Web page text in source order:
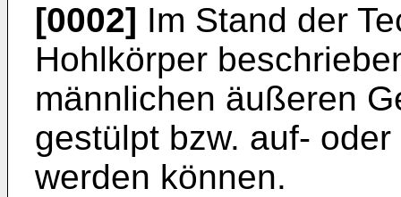
[0002] Im Stand der
Hohlkörper
männlichen äußeren
gestülpt bzw. auf-
werden können.